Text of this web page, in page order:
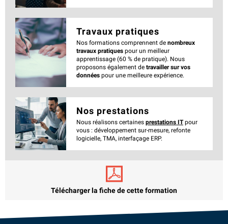
Travaux pratiques
Nos formations comprennent de nombreux
travaux pratiques pour un meilleur
apprentissage (60 % de pratique). Nous
proposons également de travailler sur vos
données pour une meilleure expérience.
Nos prestations
Nous réalisons certaines prestations ITpour
vous : développement sur-mesure, refonte
logicielle, TMA, interfaçage ERP.
Télécharger la fiche de cette formation